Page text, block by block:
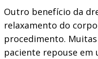
Outro benefício da
relaxamento do
procedimento.
paciente repouse em